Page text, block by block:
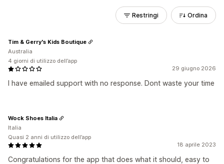
Restringi Ordina
29 giugno 2026
I have emailed support with no response. Dont waste your time
Tim & Gerry's Kids Boutique
Australia
4 giorni di utilizzo dell’app
18 aprile 2023
Congratulations for the app that does what it should, easy to
Wock Shoes Italia
Italia
Quasi 2 anni di utilizzo dell’app